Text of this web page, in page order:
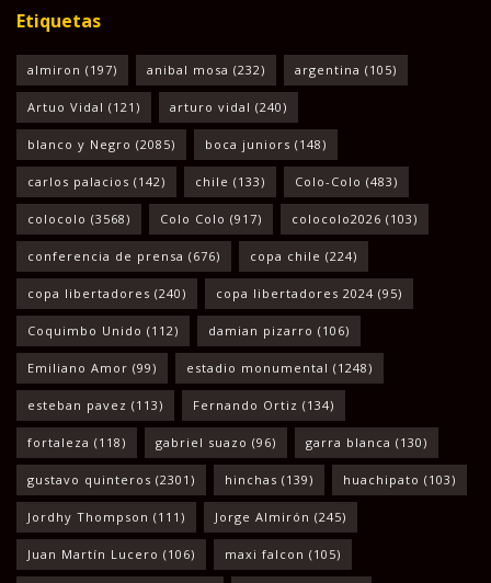
Etiquetas
almiron (197) anibal mosa (232) argentina (105)
Artuo Vidal (121) arturo vidal (240)
blanco y Negro (2085) boca juniors (148)
carlos palacios (142) chile (133) Colo-Colo (483)
colocolo (3568) Colo Colo (917) colocolo2026 (103)
conferencia de prensa (676) copa chile (224)
copa libertadores (240) copa libertadores 2024 (95)
Coquimbo Unido (112) damian pizarro (106)
Emiliano Amor (99) estadio monumental (1248)
esteban pavez (113) Fernando Ortiz (134)
fortaleza (118) gabriel suazo (96) garra blanca (130)
gustavo quinteros (2301) hinchas (139) huachipato (103)
Jordhy Thompson (111) Jorge Almirón (245)
Juan Martín Lucero (106) maxi falcon (105)